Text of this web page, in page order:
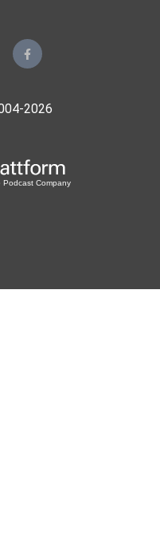
2026